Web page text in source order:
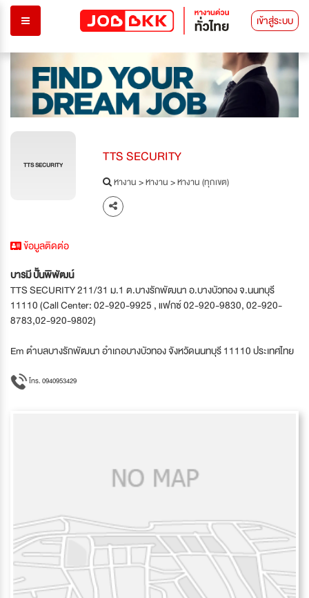
เข้าสู่ระบบ
TTS SECURITY TTS SECURITY
หางาน>หางาน>หางาน (ทุกเขต)
ข้อมูลติดต่อ
บารมี ปั้นพิพัฒน์
TTS SECURITY 211/31 ม.1 ต.บางรักพัฒนา อ.บางบัวทอง จ.นนทบุรี
11110 (Call Center: 02-920-9925 , แฟกซ์ 02-920-9830, 02-920-
8783,02-920-9802)
Em ตำบลบางรักพัฒนา อำเภอบางบัวทอง จังหวัดนนทบุรี 11110 ประเทศไทย
โทร. 0940953429